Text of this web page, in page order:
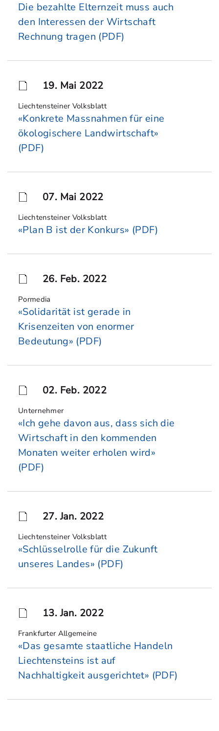
Die bezahlte Elternzeit muss auch
den Interessen der Wirtschaft
Rechnung tragen (PDF)
«Konkrete Massnahmen für eine
ökologischere Landwirtschaft»
(PDF)
Liechtensteiner Volksblatt
19. Mai 2022
«Plan B ist der Konkurs» (PDF)
Liechtensteiner Volksblatt
07. Mai 2022
«Solidarität ist gerade in
Krisenzeiten von enormer
Bedeutung» (PDF)
Pormedia
26. Feb. 2022
«Ich gehe davon aus, dass sich die
Wirtschaft in den kommenden
Monaten weiter erholen wird»
(PDF)
Unternehmer
02. Feb. 2022
«Schlüsselrolle für die Zukunft
unseres Landes» (PDF)
Liechtensteiner Volksblatt
27. Jan. 2022
«Das gesamte staatliche Handeln
Liechtensteins ist auf
Nachhaltigkeit ausgerichtet» (PDF)
Frankfurter Allgemeine
13. Jan. 2022